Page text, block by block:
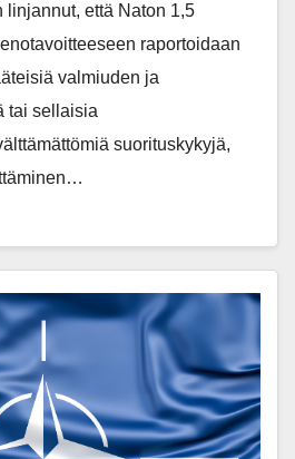
linjannut, että Naton 1,5
raportoidaan
valmiuden ja
tai sellaisia
suorituskykyjä,